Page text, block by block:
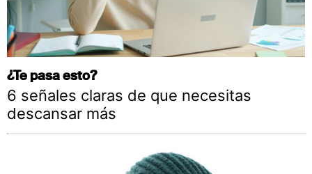
¿Te pasa esto?
6 señales claras de que necesitas
descansar más